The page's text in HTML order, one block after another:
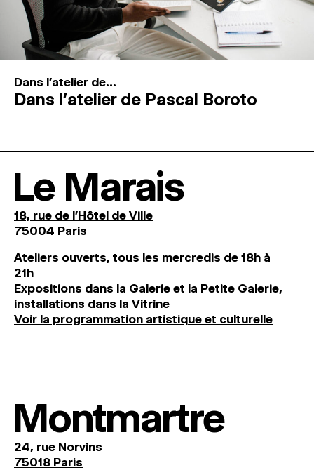
Dans l'atelier de...
Dans l’atelier de Pascal Boroto
Le Marais
18, rue de l'Hôtel de Ville
75004 Paris
Ateliers ouverts, tous les mercredis de 18h à
21h
Expositions dans la Galerie et la Petite Galerie,
installations dans la Vitrine
Voir la programmation artistique et culturelle
Montmartre
24, rue Norvins
75018 Paris